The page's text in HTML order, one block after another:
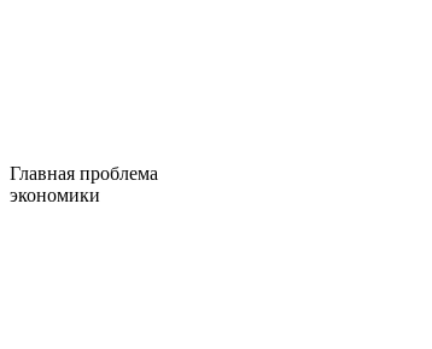
Главная проблема
экономики